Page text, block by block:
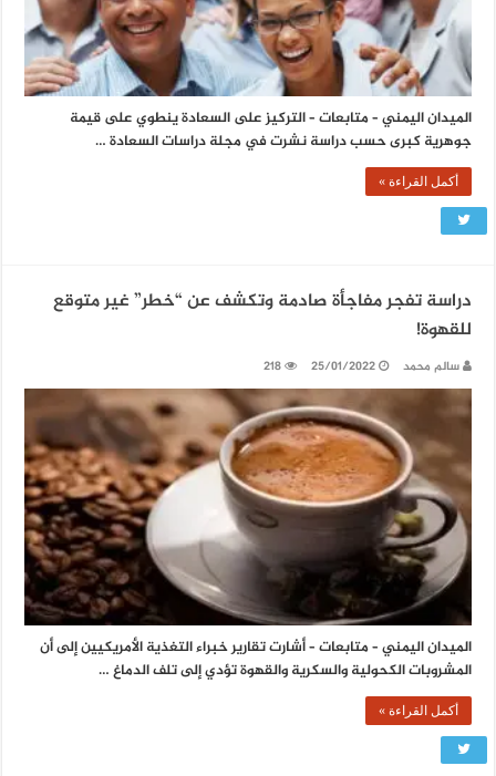
الميدان اليمني – متابعات – التركيز على السعادة ينطوي على قيمة
جوهرية كبرى حسب دراسة نشرت في مجلة دراسات السعادة …
أكمل القراءة »
دراسة تفجر مفاجأة صادمة وتكشف عن “خطر” غير متوقع
للقهوة!
سالم محمد 25/01/2022
218
الميدان اليمني – متابعات – أشارت تقارير خبراء التغذية الأمريكيين إلى أن
المشروبات الكحولية والسكرية والقهوة تؤدي إلى تلف الدماغ …
أكمل القراءة »